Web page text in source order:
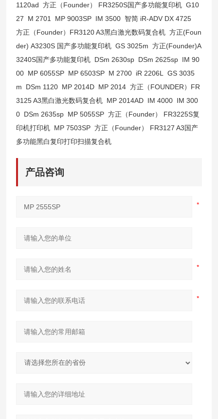
1120ad 方正（Founder） FR3250S国产多功能复印机 G10
27
M 2701 MP 9003SP IM 3500 智简 iR-ADV DX 4725
方正（Founder）FR3120 A3黑白激光数码复合机 方正(Foun
der) A3230S 国产多功能复印机 GS 3025m 方正(Founder)A
3240S国产多功能复印机 DSm 2630sp DSm 2625sp IM 90
00 MP 6055SP MP 6503SP M 2700 iR 2206L
GS 3035
m
DSm 1120 MP 2014D MP 2014 方正（FOUNDER）FR
3125 A3黑白激光数码复合机 MP 2014AD IM 4000 IM 300
0 DSm 2635sp MP 5055SP 方正（Founder） FR3225S复
印机打印机 MP 7503SP 方正（Founder） FR3127 A3国产
多功能黑白复印打印扫描复合机
产品咨询